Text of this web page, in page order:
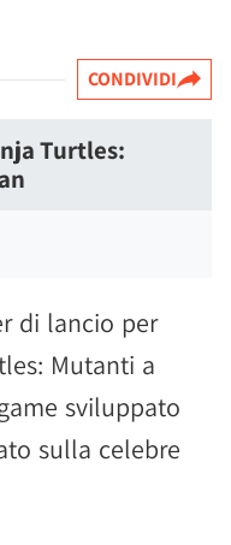
CONDIVIDI
Turtles:
di lancio per
Mutanti a
sviluppato
sulla celebre